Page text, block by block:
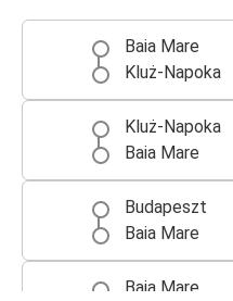
Baia Mare
Kluż-Napoka
Kluż-Napoka
Baia Mare
Budapeszt
Baia Mare
Baia Mare